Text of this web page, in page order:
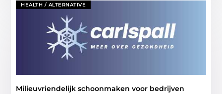
HEALTH / ALTERNATIVE
Milieuvriendelijk schoonmaken voor bedrijven